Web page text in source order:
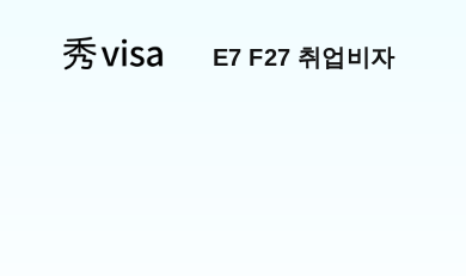
E7 F27 취업비자